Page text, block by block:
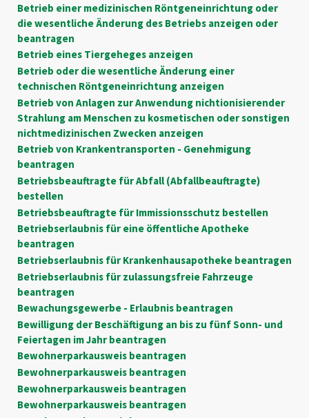
Betrieb einer medizinischen Röntgeneinrichtung oder
die wesentliche Änderung des Betriebs anzeigen oder
beantragen
Betrieb eines Tiergeheges anzeigen
Betrieb oder die wesentliche Änderung einer
technischen Röntgeneinrichtung anzeigen
Betrieb von Anlagen zur Anwendung nichtionisierender
Strahlung am Menschen zu kosmetischen oder sonstigen
nichtmedizinischen Zwecken anzeigen
Betrieb von Krankentransporten - Genehmigung
beantragen
Betriebsbeauftragte für Abfall (Abfallbeauftragte)
bestellen
Betriebsbeauftragte für Immissionsschutz bestellen
Betriebserlaubnis für eine öffentliche Apotheke
beantragen
Betriebserlaubnis für Krankenhausapotheke beantragen
Betriebserlaubnis für zulassungsfreie Fahrzeuge
beantragen
Bewachungsgewerbe - Erlaubnis beantragen
Bewilligung der Beschäftigung an bis zu fünf Sonn- und
Feiertagen im Jahr beantragen
Bewohnerparkausweis beantragen
Bewohnerparkausweis beantragen
Bewohnerparkausweis beantragen
Bewohnerparkausweis beantragen